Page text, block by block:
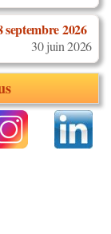
Exibela
Discipline:Salsa
Niveau: Débutants
Description:Exibela
septembre 2026
30 juin 2026